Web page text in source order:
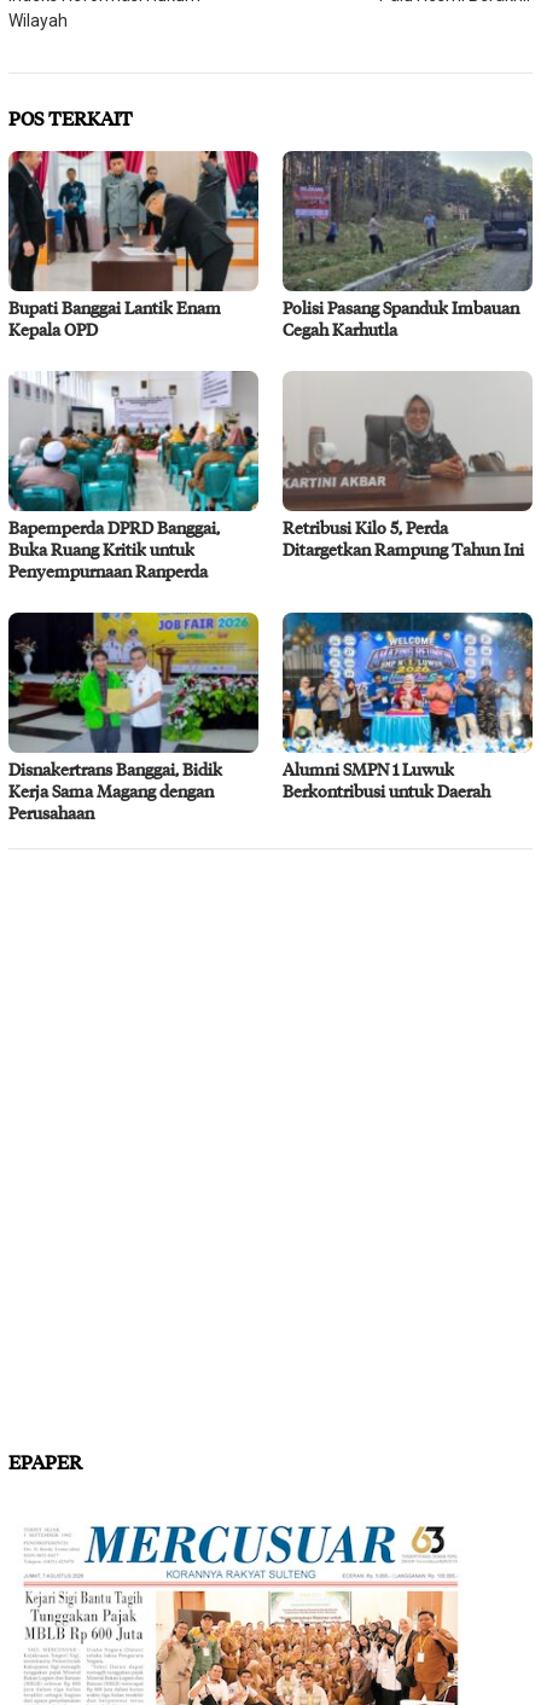
Wilayah
POS TERKAIT
Bupati Banggai Lantik Enam
Kepala OPD
Polisi Pasang Spanduk Imbauan
Cegah Karhutla
Bapemperda DPRD Banggai,
Buka Ruang Kritik untuk
Penyempurnaan Ranperda
Retribusi Kilo 5, Perda
Ditargetkan Rampung Tahun Ini
Disnakertrans Banggai, Bidik
Kerja Sama Magang dengan
Perusahaan
Alumni SMPN 1 Luwuk
Berkontribusi untuk Daerah
EPAPER